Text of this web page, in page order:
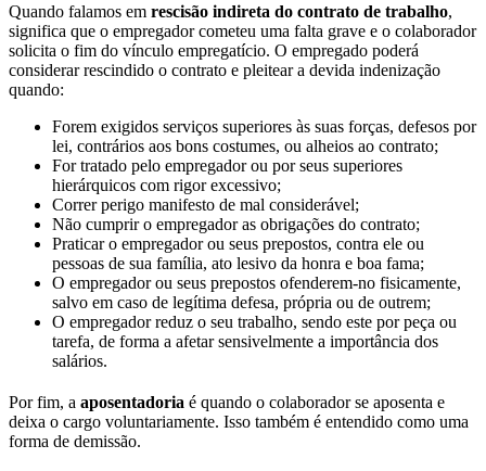
Quando falamos em rescisão indireta do contrato de trabalho,
significa que o empregador cometeu uma falta grave e o colaborador
solicita o fim do vínculo empregatício. O empregado poderá
considerar rescindido o contrato e pleitear a devida indenização
quando:
Forem exigidos serviços superiores às suas forças, defesos por
lei, contrários aos bons costumes, ou alheios ao contrato;
For tratado pelo empregador ou por seus superiores
hierárquicos com rigor excessivo;
Correr perigo manifesto de mal considerável;
Não cumprir o empregador as obrigações do contrato;
Praticar o empregador ou seus prepostos, contra ele ou
pessoas de sua família, ato lesivo da honra e boa fama;
O empregador ou seus prepostos ofenderem-no fisicamente,
salvo em caso de legítima defesa, própria ou de outrem;
O empregador reduz o seu trabalho, sendo este por peça ou
tarefa, de forma a afetar sensivelmente a importância dos
salários.
Por fim, a aposentadoria é quando o colaborador se aposenta e
deixa o cargo voluntariamente. Isso também é entendido como uma
forma de demissão.